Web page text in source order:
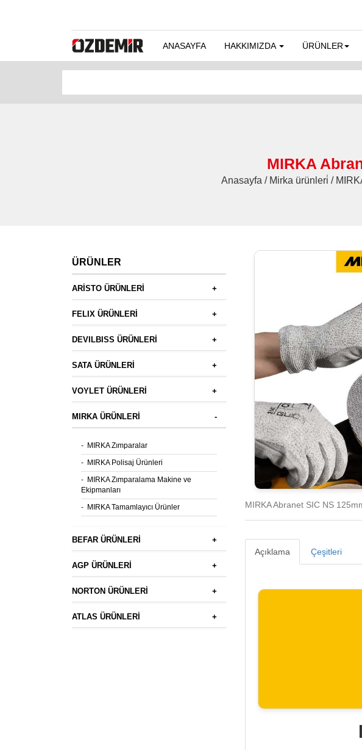
ANASAYFA HAKKIMIZDA ÜRÜNLER
MIRKA
Anasayfa / Mirka ürünleri̇ /
ÜRÜNLER
+
ARİSTO ÜRÜNLERİ
+
FELIX ÜRÜNLERİ
+
DEVILBISS ÜRÜNLERİ
+
SATA ÜRÜNLERİ
+
VOYLET ÜRÜNLERİ
-
MIRKA ÜRÜNLERİ
- MIRKA Zımparalar
- MIRKA Polisaj Ürünleri
- MIRKA Zımparalama Makine ve
Ekipmanları
- MIRKA Tamamlayıcı Ürünler
+
BEFAR ÜRÜNLERİ
+
AGP ÜRÜNLERİ
+
NORTON ÜRÜNLERİ
+
ATLAS ÜRÜNLERİ
MIRKA Abranet SIC NS
Açıklama Çeşitleri